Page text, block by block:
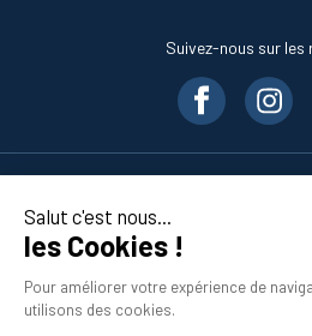
Salut c'est nous...
les Cookies !
Pour améliorer votre expérience de
utilisons des cookies.
Suivez-nous sur les
En savoir plus